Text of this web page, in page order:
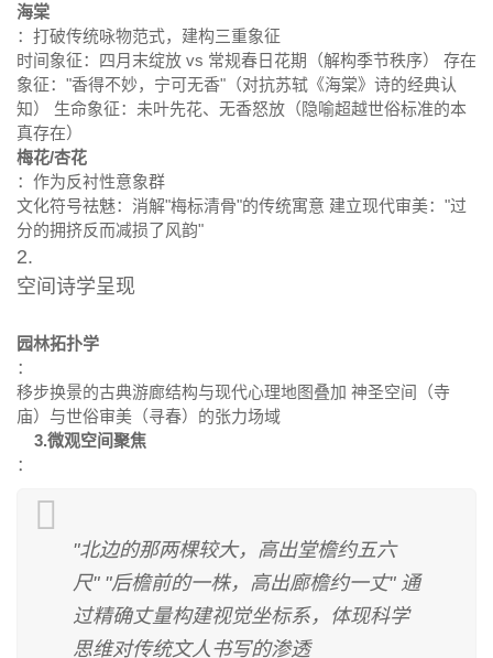
海棠
：打破传统咏物范式，建构三重象征
时间象征：四月末绽放 vs 常规春日花期（解构季节秩序） 存在
象征："香得不妙，宁可无香"（对抗苏轼《海棠》诗的经典认
知） 生命象征：未叶先花、无香怒放（隐喻超越世俗标准的本
真存在）
梅花/杏花
：作为反衬性意象群
文化符号祛魅：消解"梅标清骨"的传统寓意 建立现代审美："过
分的拥挤反而减损了风韵"
2.
空间诗学呈现
园林拓扑学
：
移步换景的古典游廊结构与现代心理地图叠加 神圣空间（寺
庙）与世俗审美（寻春）的张力场域
3.微观空间聚焦
：
"北边的那两棵较大，高出堂檐约五六
尺" "后檐前的一株，高出廊檐约一丈" 通
过精确丈量构建视觉坐标系，体现科学
思维对传统文人书写的渗透